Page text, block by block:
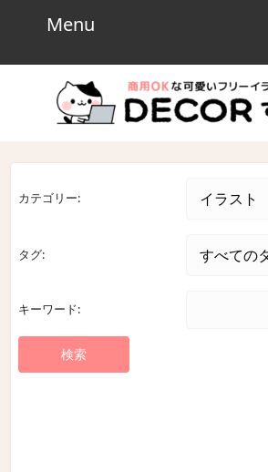
Menu
カテゴリー:
タグ:
キーワード: